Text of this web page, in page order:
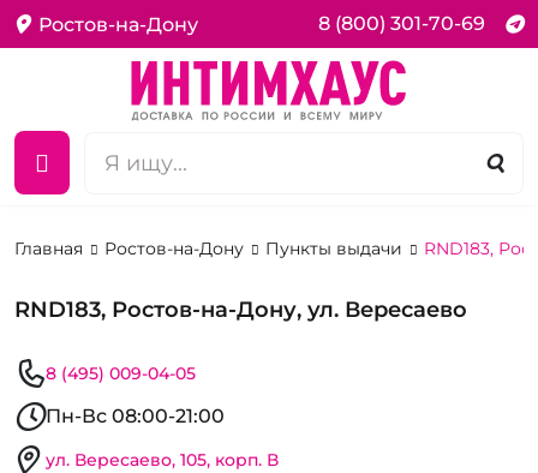
Ростов-на-Дону 8 (800) 301-70-69
Главная Ростов-на-Дону Пункты выдачи RND183,
RND183, Ростов-на-Дону, ул. Вересаево
8 (495) 009-04-05
Пн-Вс 08:00-21:00
ул. Вересаево, 105, корп. В